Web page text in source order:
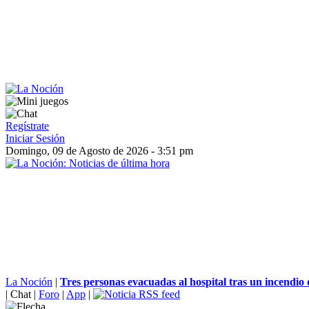
Regístrate
Iniciar Sesión
Domingo, 09 de Agosto de 2026 - 3:51 pm
La Noción | Tres personas evacuadas al hospital tras un incendio
| Chat | Foro | App |